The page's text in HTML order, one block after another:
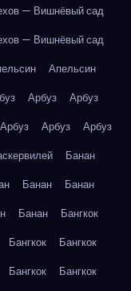
— Вишнёвый сад
— Вишнёвый сад
Апельсин
Арбуз
Арбуз
Арбуз Арбуз
Арбуз
Банан
Банан
Банан
Банан
Бангкок
Бангкок
Бангкок
Бангкок Бангкок